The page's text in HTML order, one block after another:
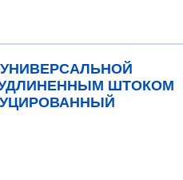
ШТОКОМ